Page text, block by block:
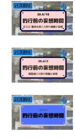
バス釣り
バス釣り
バス釣り